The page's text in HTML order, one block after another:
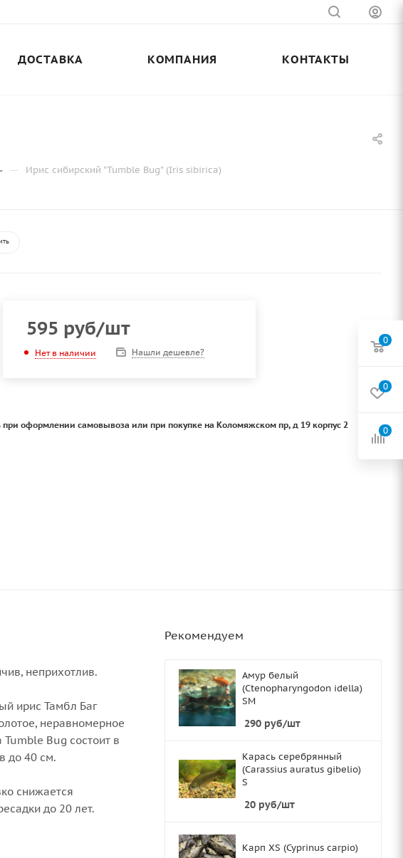
ДОСТАВКА КОМПАНИЯ КОНТАКТЫ
— Ирис сибирский "Tumble Bug" (Iris sibirica)
595 руб/шт
Нет в наличии Нашли дешевле?
при оформлении самовывоза или при покупке на Коломяжском пр, д 19 корпус 2
неприхотлив.
ирис Тамбл Баг
неравномерное
Bug состоит в
до 40 см.
снижается
до 20 лет.
Рекомендуем
Амур белый
(Ctenopharyngodon idella)
SМ
290 руб/шт
Карась серебрянный
(Carassius auratus gibelio)
S
20 руб/шт
Карп XS (Cyprinus carpio)
0
0
0